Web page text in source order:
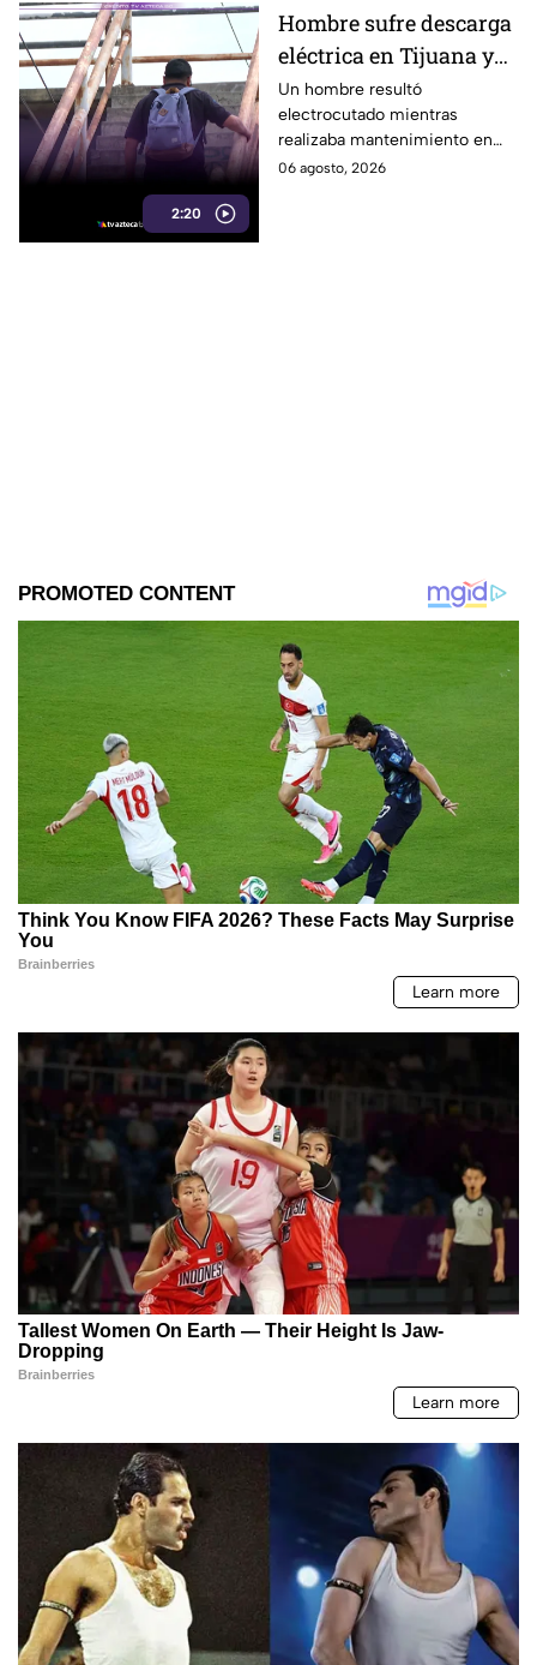
2:20
Hombre sufre descarga
eléctrica en Tijuana y
alerta sobre peligro de
cables expuestos en la
ciudad
Un hombre resultó
electrocutado mientras
realizaba mantenimiento en
Tijuana, revelando riesgos por
06 agosto, 2026